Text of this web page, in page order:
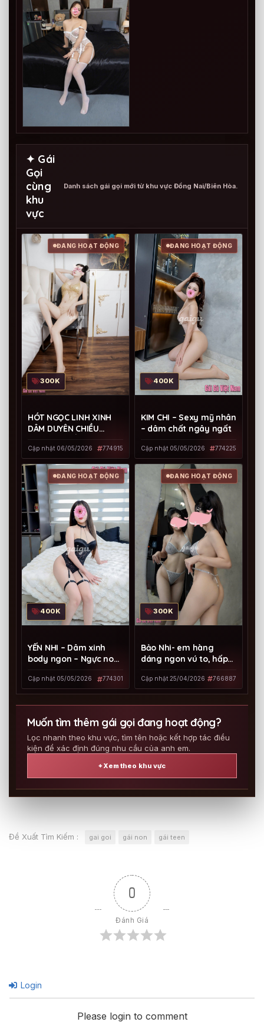
✦ Gái
Gọi
cùng
khu
vực
Danh sách gái gọi mới từ khu vực Đồng Nai/Biên Hòa.
ĐANG HOẠT ĐỘNG
300K
HÓT NGỌC LINH XINH
DÂM DUYÊN CHIỀU
Cập nhật 06/05/2026 774915
ĐANG HOẠT ĐỘNG
400K
KIM CHI – Sexy mỹ nhân
– dâm chất ngây ngất
Cập nhật 05/05/2026 774225
ĐANG HOẠT ĐỘNG
400K
YẾN NHI – Dâm xinh
body ngon – Ngực non
Cập nhật 05/05/2026 774301
ĐANG HOẠT ĐỘNG
300K
Bảo Nhi- em hàng
dáng ngon vú to, hấp
Cập nhật 25/04/2026 766887
Muốn tìm thêm gái gọi đang hoạt động?
Lọc nhanh theo khu vực, tìm tên hoặc kết hợp tác điều
kiện để xác định đúng nhu cầu của anh em.
⌖ Xem theo khu vực
Đề Xuất Tìm Kiếm : gai goi gái non gái teen
0
Đánh Giá
Login
Please login to comment